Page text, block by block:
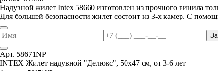
Надувной жилет Intex 58660 изготовлен из прочного винила
Для большей безопасности жилет состоит из 3-х камер. С
Арт. 58671NP
INTEX Жилет надувной "Делюкс", 50х47 см, от 3-6 лет